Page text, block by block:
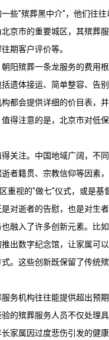
些"殡葬黑中介"，他们往
京市的重要城区，其殡葬
期客户评价等。
朝阳殡葬一条龙服务的费用
遗体接运、简单整容、告
都会提供详细的价目表，
得注意的是，北京市对低
关注。中国地域广阔，不
者籍贯、宗教信仰等因素
重视的"做七"仪式，或是
对逝者的告慰，也是对生者
融入了许多创新元素。比
出数字纪念馆，让家属可
。这些创新既保留了传统
务机构往往能提供超出预
的殡葬服务人员不仅处理
家属因过度悲伤引发的健